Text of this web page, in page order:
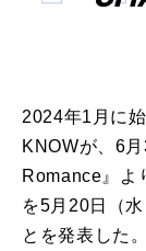
2024年1月に
KNOWが、6
Romance』よ
を5月20日（
とを発表した。